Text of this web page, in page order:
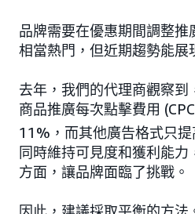
品牌需要在優惠期間調整推
相當熱門，但近期趨勢能展
去年，我們的代理商觀察到
商品推廣每次點擊費用
11%，而其他廣告格式只提
同時維持可見度和獲利能
方面，讓品牌面臨了挑戰。